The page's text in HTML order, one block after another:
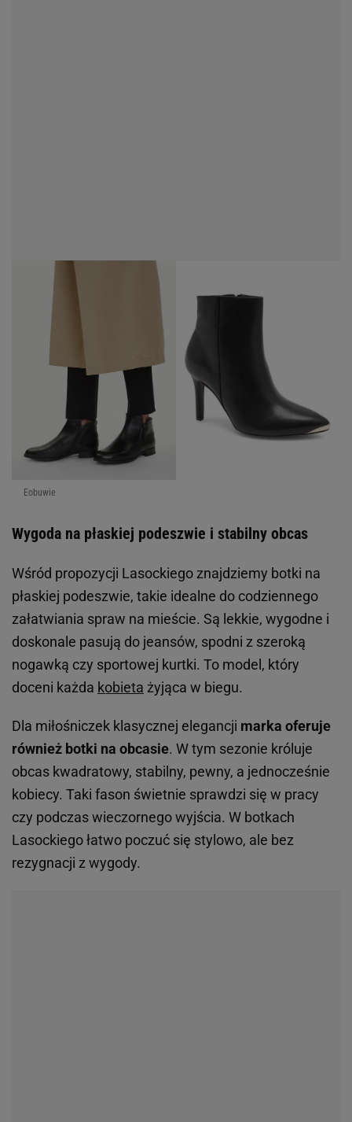
Eobuwie
Wygoda na płaskiej podeszwie i stabilny obcas
Wśród propozycji Lasockiego znajdziemy botki na
płaskiej podeszwie, takie idealne do codziennego
załatwiania spraw na mieście. Są lekkie, wygodne i
doskonale pasują do jeansów, spodni z szeroką
nogawką czy sportowej kurtki. To model, który
doceni każda kobieta żyjąca w biegu.
Dla miłośniczek klasycznej elegancji marka oferuje
również botki na obcasie. W tym sezonie króluje
obcas kwadratowy, stabilny, pewny, a jednocześnie
kobiecy. Taki fason świetnie sprawdzi się w pracy
czy podczas wieczornego wyjścia. W botkach
Lasockiego łatwo poczuć się stylowo, ale bez
rezygnacji z wygody.